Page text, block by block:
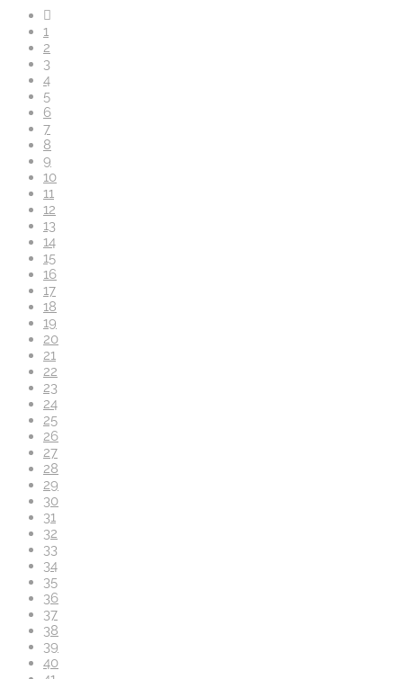
1
2
3
4
5
6
7
8
9
10
11
12
13
14
15
16
17
18
19
20
21
22
23
24
25
26
27
28
29
30
31
32
33
34
35
36
37
38
39
40